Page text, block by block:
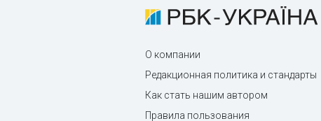
О компании
Редакционная политика и стандарты
Как стать нашим автором
Правила пользования